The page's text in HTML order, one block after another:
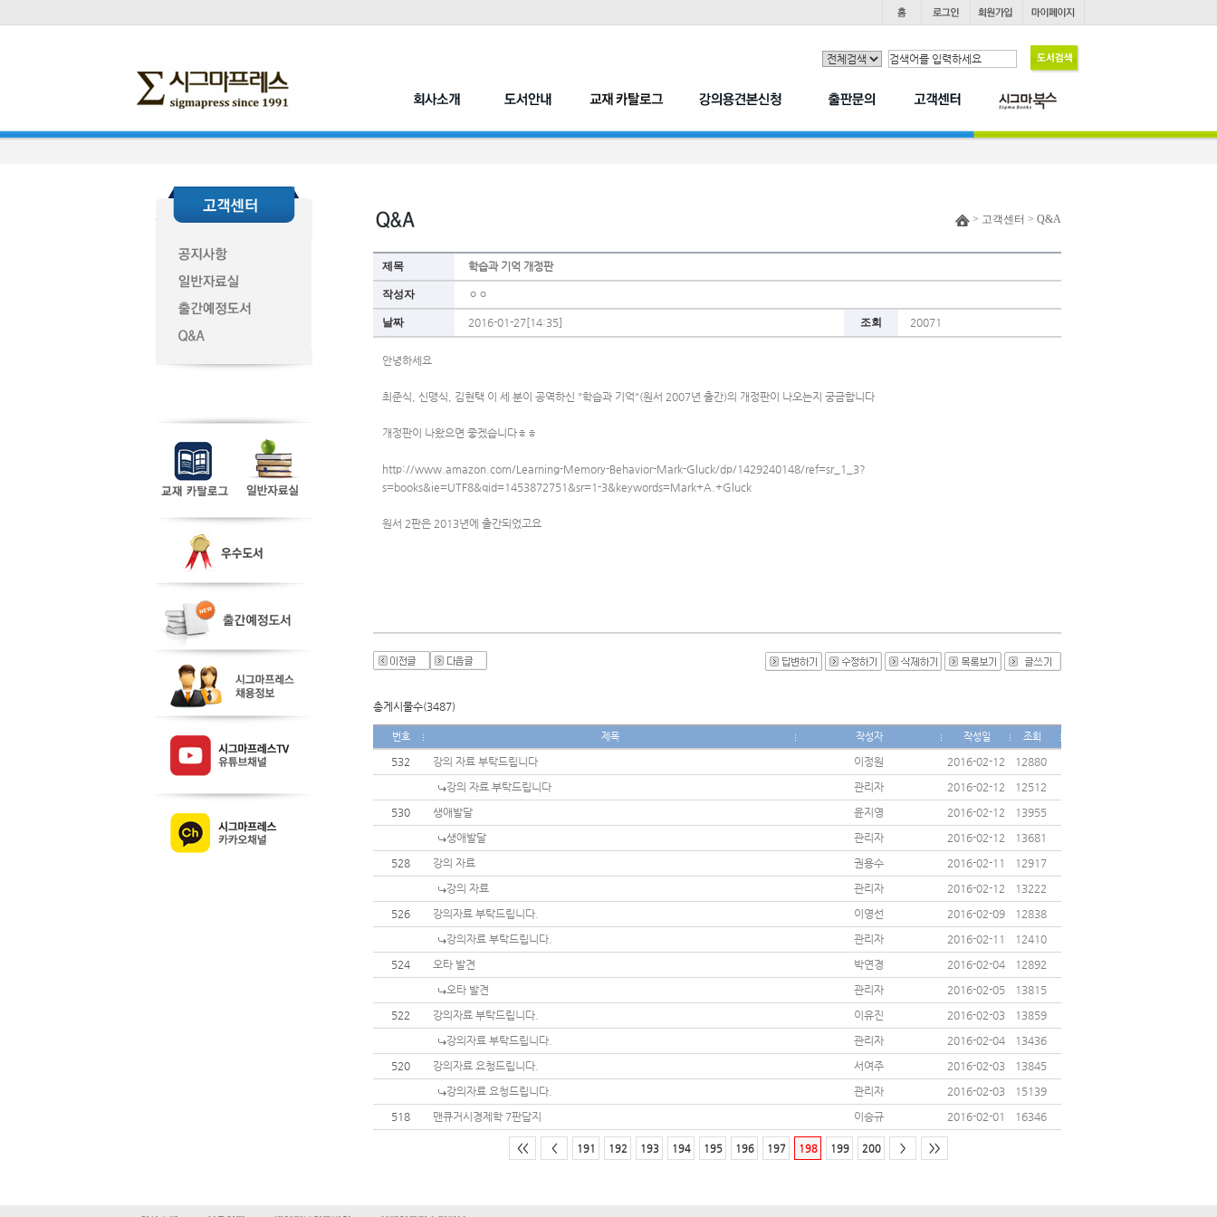
> 고객센터 > Q&A
제목 학습과 기억 개정판
작성자 ㅇㅇ
날짜 2016-01-27[14:35] 조회 20071
안녕하세요
최준식, 신맹식, 김현택 이 세 분이 공역하신 "학습과 기억"(원서 2007년 출간)의 개정판이 나오는지 궁금합니다
개정판이 나왔으면 좋겠습니다ㅎㅎ
http://www.amazon.com/Learning-Memory-Behavior-Mark-Gluck/dp/1429240148/ref=sr_1_3?
s=books&ie=UTF8&qid=1453872751&sr=1-3&keywords=Mark+A.+Gluck
원서 2판은 2013년에 출간되었고요
총게시물수(3487)
번호 제목 작성자 작성일 조회
532 강의 자료 부탁드립니다 이정원 2016-02-12
12880
강의 자료 부탁드립니다
관리자 2016-02-12
12512
530
생애발달 윤지영 2016-02-12
13955
생애발달
관리자 2016-02-12
13681
528
강의 자료 권용수 2016-02-11
12917
강의 자료
관리자 2016-02-12
13222
526
강의자료 부탁드립니다. 이영선 2016-02-09
12838
강의자료 부탁드립니다.
관리자 2016-02-11
12410
524
오타 발견 박연경 2016-02-04
12892
오타 발견
관리자 2016-02-05
13815
522
강의자료 부탁드립니다. 이유진 2016-02-03
13859
강의자료 부탁드립니다.
관리자 2016-02-04
13436
520
강의자료 요청드립니다. 서여주 2016-02-03
13845
강의자료 요청드립니다.
관리자 2016-02-03
15139
518
맨큐거시경제학 7판답지 이승규 2016-02-01 16346
<< < 191 192 193 194 195 196 197 198 199 200 > >>